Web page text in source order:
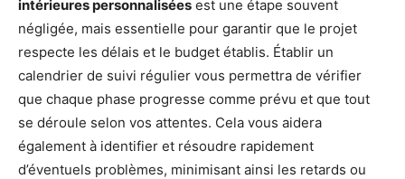
intérieures personnalisées est une étape souvent
négligée, mais essentielle pour garantir que le projet
respecte les délais et le budget établis. Établir un
calendrier de suivi régulier vous permettra de vérifier
que chaque phase progresse comme prévu et que tout
se déroule selon vos attentes. Cela vous aidera
également à identifier et résoudre rapidement
d’éventuels problèmes, minimisant ainsi les retards ou